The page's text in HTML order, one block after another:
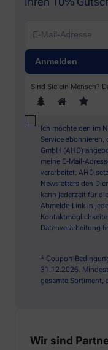
Sind Sie ein Mensch?
Ich möchte den im
Service abonnieren,
GmbH (AHD)
meine E-Mail-
verarbeitet. AHD
Newsletters den
kann jederzeit für
Abmelde-Link in
Datenverarbeitung
* Coupon-
31.12.2026.
gesamte Sortiment,
Wir sind